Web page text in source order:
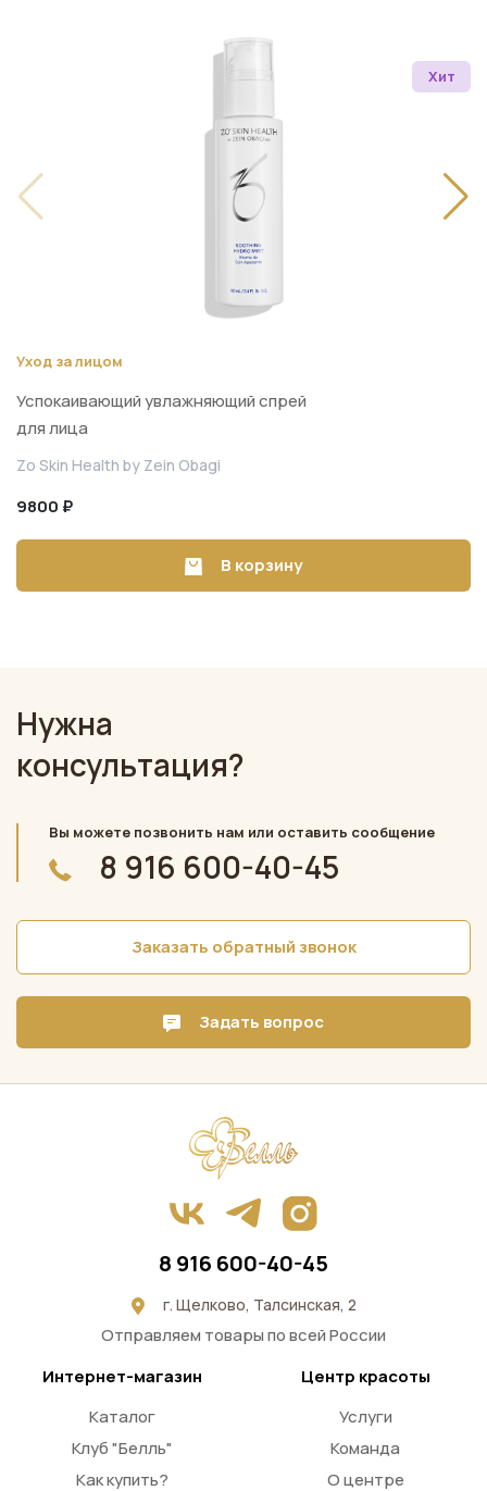
Хит
Уход за лицом
Успокаивающий увлажняющий спрей
для лица
Zo Skin Health by Zein Obagi
9800 ₽
В корзину
Нужна
консультация?
Вы можете позвонить нам или оставить сообщение
8 916 600-40-45
Заказать обратный звонок
Задать вопрос
Центр красоты
Услуги
Команда
О центре
Интернет-магазин
Каталог
Клуб "Белль"
Как купить?
8 916 600-40-45
г. Щелково, Талсинская, 2
Отправляем товары по всей России